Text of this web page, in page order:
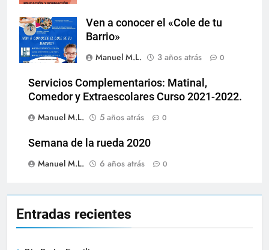
Ven a conocer el «Cole de tu
Barrio»
Manuel M.L.
3 años atrás 0
Servicios Complementarios: Matinal,
Comedor y Extraescolares Curso 2021-2022.
Manuel M.L.
5 años atrás 0
Semana de la rueda 2020
Manuel M.L.
6 años atrás 0
Entradas recientes